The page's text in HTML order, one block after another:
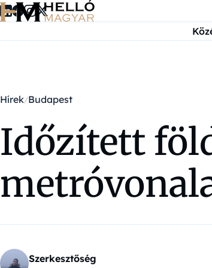
Ugrás a tartalomra
Hírek Budapest
Időzített
Szerkesztőség